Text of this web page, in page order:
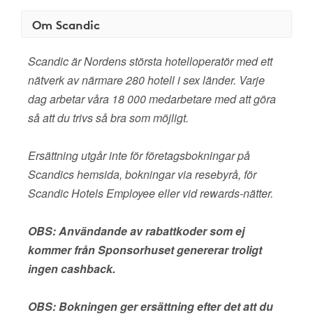
Om Scandic
Scandic är Nordens största hotelloperatör med ett
nätverk av närmare 280 hotell i sex länder. Varje
dag arbetar våra 18 000 medarbetare med att göra
så att du trivs så bra som möjligt.
Ersättning utgår inte för företagsbokningar på
Scandics hemsida, bokningar via resebyrå, för
Scandic Hotels Employee eller vid rewards-nätter.
OBS: Användande av rabattkoder som ej
kommer från Sponsorhuset genererar troligt
ingen cashback.
OBS: Bokningen ger ersättning efter det att du